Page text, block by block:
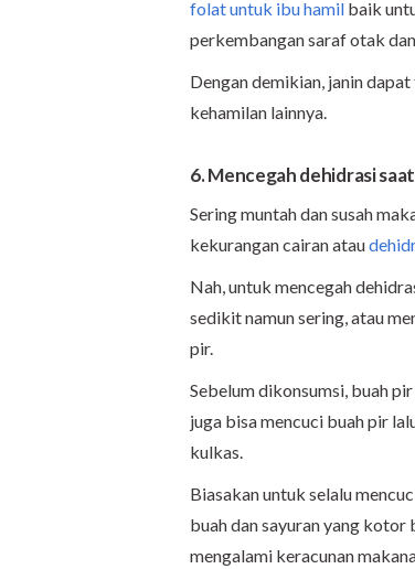
folat untuk ibu hamil baik
perkembangan saraf otak
Dengan demikian, janin
kehamilan lainnya.
6. Mencegah dehidrasi
Sering muntah dan susah
kekurangan cairan atau
Nah, untuk mencegah
sedikit namun sering, atau
pir.
Sebelum dikonsumsi, buah
juga bisa mencuci buah pir
kulkas.
Biasakan untuk selalu
buah dan sayuran yang
mengalami keracunan